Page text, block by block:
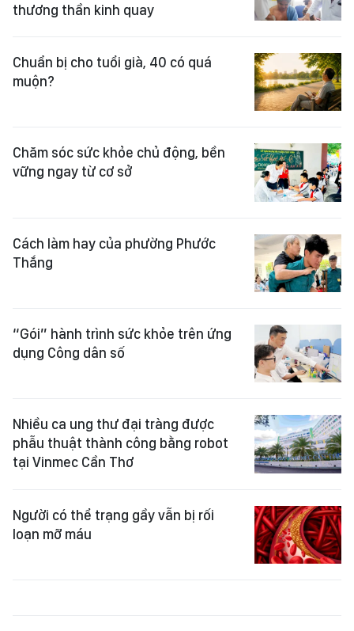
thương thần kinh quay
Chuẩn bị cho tuổi già, 40 có quá
muộn?
Chăm sóc sức khỏe chủ động, bền
vững ngay từ cơ sở
Cách làm hay của phường Phước
Thắng
“Gói” hành trình sức khỏe trên ứng
dụng Công dân số
Nhiều ca ung thư đại tràng được
phẫu thuật thành công bằng robot
tại Vinmec Cần Thơ
Người có thể trạng gầy vẫn bị rối
loạn mỡ máu